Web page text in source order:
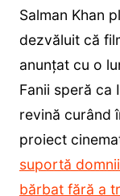
Salman Khan
dezvăluit că
anunțat cu o
Fanii speră ca
revină curând
proiect
suportă
bărbat fără a